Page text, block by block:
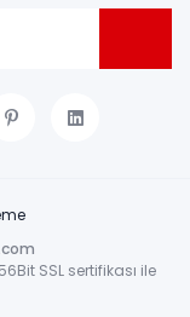
SSL sertifikası ile